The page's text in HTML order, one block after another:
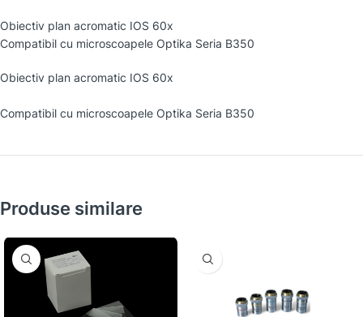
Obiectiv plan acromatic IOS 60x
Compatibil cu microscoapele Optika Seria B350
Obiectiv plan acromatic IOS 60x
Compatibil cu microscoapele Optika Seria B350
Produse similare